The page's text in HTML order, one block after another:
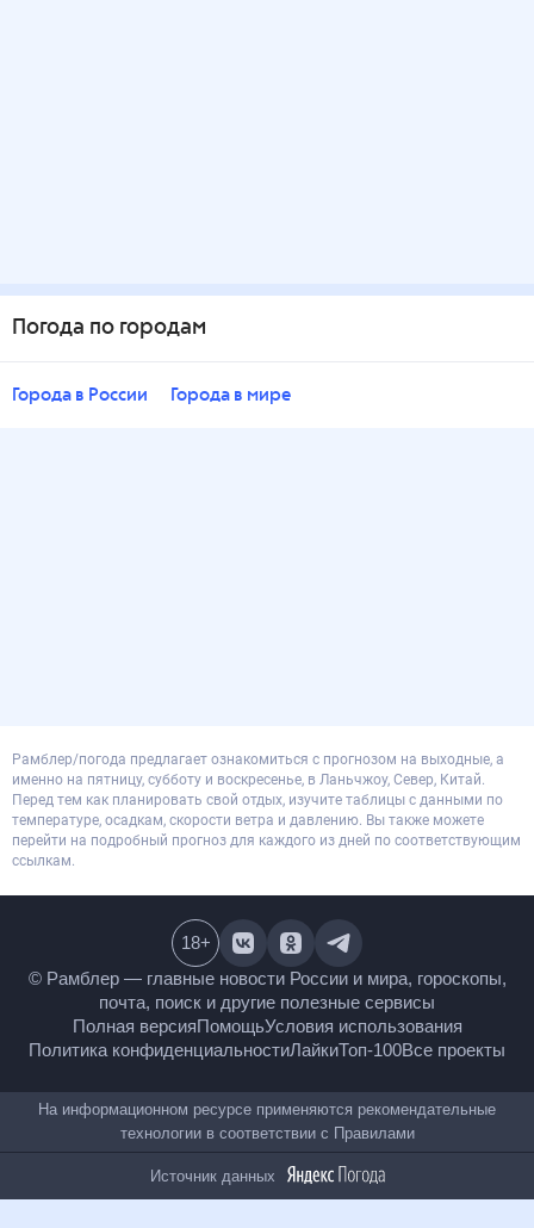
Погода по городам
Города в России Города в мире
Рамблер/погода предлагает ознакомиться с прогнозом на выходные, а
именно на пятницу, субботу и воскресенье, в Ланьчжоу, Север, Китай.
Перед тем как планировать свой отдых, изучите таблицы с данными по
температуре, осадкам, скорости ветра и давлению. Вы также можете
перейти на подробный прогноз для каждого из дней по соответствующим
ссылкам.
© Рамблер — главные новости России и мира,
гороскопы, почта, поиск и другие полезные сервисы
Полная версияПомощьУсловия использования
Политика конфиденциальностиЛайкиТоп-100
18+
На информационном ресурсе применяются
рекомендательные технологии в соответствии сПравилами
Источник данных